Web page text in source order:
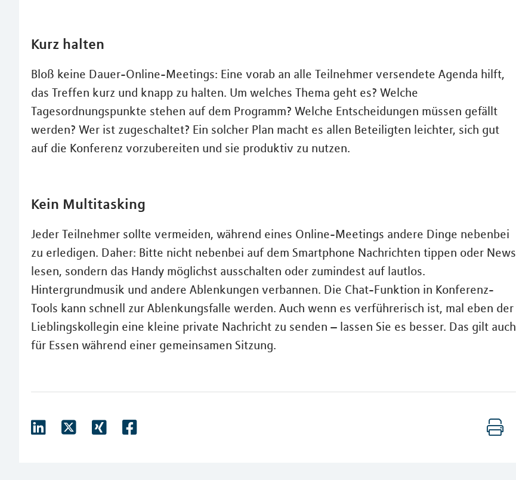
Kurz halten
Bloß keine Dauer-Online-Meetings: Eine vorab an alle Teilnehmer versendete Agenda hilft,
das Treffen kurz und knapp zu halten. Um welches Thema geht es? Welche
Tagesordnungspunkte stehen auf dem Programm? Welche Entscheidungen müssen gefällt
werden? Wer ist zugeschaltet? Ein solcher Plan macht es allen Beteiligten leichter, sich gut
auf die Konferenz vorzubereiten und sie produktiv zu nutzen.
Kein Multitasking
Jeder Teilnehmer sollte vermeiden, während eines Online-Meetings andere Dinge nebenbei
zu erledigen. Daher: Bitte nicht nebenbei auf dem Smartphone Nachrichten tippen oder News
lesen, sondern das Handy möglichst ausschalten oder zumindest auf lautlos.
Hintergrundmusik und andere Ablenkungen verbannen. Die Chat-Funktion in Konferenz-
Tools kann schnell zur Ablenkungsfalle werden. Auch wenn es verführerisch ist, mal eben der
Lieblingskollegin eine kleine private Nachricht zu senden – lassen Sie es besser. Das gilt auch
für Essen während einer gemeinsamen Sitzung.